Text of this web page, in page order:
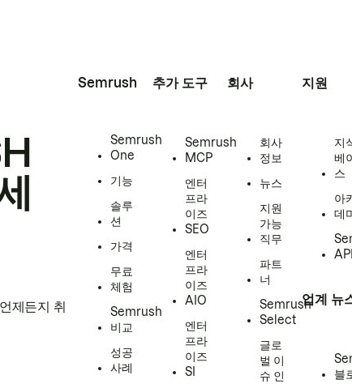
제든지 취
Semrush
Semrush
One
기능
솔루
션
가격
무료
체험
Semrush
비교
성공
사례
추가 도구
Semrush
MCP
엔터
프라
이즈
SEO
엔터
프라
이즈
AIO
엔터
프라
이즈
SI
회사
회사
정보
뉴스
지원
가능
직무
파트
너
Semrush
Select
글로
벌 이
슈 인
지원
지
베
스
아
데
업계 뉴
블